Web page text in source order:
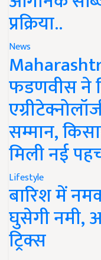
प्रक्रिया..
News
फडणवीस ने
सम्मान,
मिली नई
Lifestyle
बारिश में
घुसेगी नमी,
ट्रिक्स